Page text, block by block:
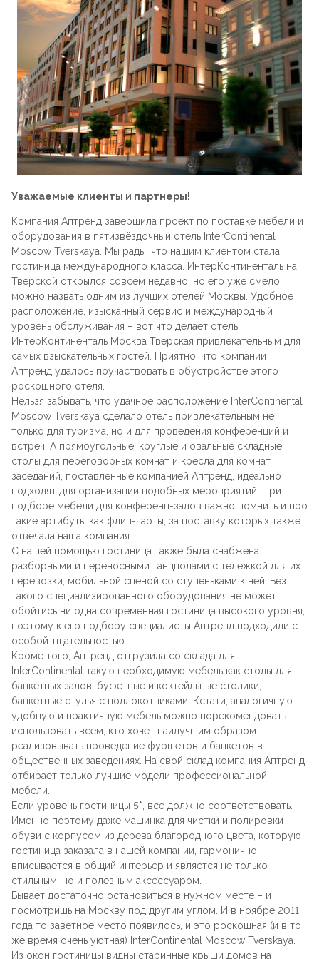
Уважаемые клиенты и партнеры!
Компания Аптренд завершила проект по поставке мебели и
оборудования в пятизвёздочный отель InterContinental
Moscow Tverskaya. Мы рады, что нашим клиентом стала
гостиница международного класса. ИнтерКонтиненталь на
Тверской открылся совсем недавно, но его уже смело
можно назвать одним из лучших отелей Москвы. Удобное
расположение, изысканный сервис и международный
уровень обслуживания – вот что делает отель
ИнтерКонтиненталь Москва Тверская привлекательным для
самых взыскательных гостей. Приятно, что компании
Аптренд удалось поучаствовать в обустройстве этого
роскошного отеля.
Нельзя забывать, что удачное расположение InterContinental
Moscow Tverskaya сделало отель привлекательным не
только для туризма, но и для проведения конференций и
встреч. А прямоугольные, круглые и овальные складные
столы для переговорных комнат и кресла для комнат
заседаний, поставленные компанией Аптренд, идеально
подходят для организации подобных мероприятий. При
подборе мебели для конференц-залов важно помнить и про
такие артибуты как флип-чарты, за поставку которых также
отвечала наша компания.
С нашей помощью гостиница также была снабжена
разборными и переносными танцполами с тележкой для их
перевозки, мобильной сценой со ступеньками к ней. Без
такого специализированного оборудования не может
обойтись ни одна современная гостиница высокого уровня,
поэтому к его подбору специалисты Аптренд подходили с
особой тщательностью.
Кроме того, Аптренд отгрузила со склада для
InterContinental такую необходимую мебель как столы для
банкетных залов, буфетные и коктейльные столики,
банкетные стулья с подлокотниками. Кстати, аналогичную
удобную и практичную мебель можно порекомендовать
использовать всем, кто хочет наилучшим образом
реализовывать проведение фуршетов и банкетов в
общественных заведениях. На свой склад компания Аптренд
отбирает только лучшие модели профессиональной
мебели.
Если уровень гостиницы 5*, все должно соответствовать.
Именно поэтому даже машинка для чистки и полировки
обуви с корпусом из дерева благородного цвета, которую
гостиница заказала в нашей компании, гармонично
вписывается в общий интерьер и является не только
стильным, но и полезным аксессуаром.
Бывает достаточно остановиться в нужном месте – и
посмотришь на Москву под другим углом. И в ноябре 2011
года то заветное место появилось, и это роскошная (и в то
же время очень уютная) InterContinental Moscow Tverskaya.
Из окон гостиницы видны старинные крыши домов на
Барные
Под старину
Для летнего кафе
На металлокаркасе
Пластиковые
Банкетные
Круглые
Лофт
Для фудкорта
Конференц-столы
Квадратные
На одной ножке
Для гостиниц
Дизайнерские
Мягкие
Барные
Банкетные
Для фудкорта
Для гостиниц
Конференц-стулья
Для летнего кафе
Лофт
Для общепита
Складные стулья
Складные столы
Стойки
Предметы интерьера
Подушки
Скамейки
Сцены и танцполы
Урны для фудкорта
Пластиковая мебель